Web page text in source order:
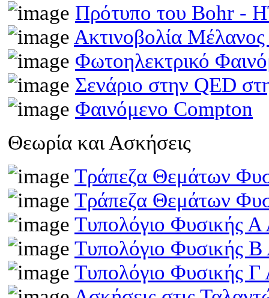
Πρότυπο του Bohr -
Ακτινοβολία
Φωτοηλεκτρικό
Σενάριο στην QED
Φαινόμενο Compton
Θεωρία και Ασκήσεις
Τράπεζα Θεμάτων
Τράπεζα Θεμάτων
Τυπολόγιο Φυσικής Α
Τυπολόγιο Φυσικής Β
Τυπολόγιο Φυσικής Γ